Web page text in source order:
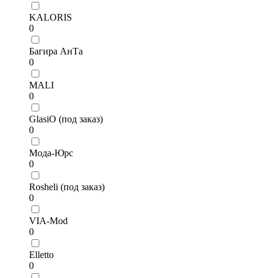
KALORIS
0
Багира АнТа
0
MALI
0
GlasiO (под заказ)
0
Мода-Юрс
0
Rosheli (под заказ)
0
VIA-Mod
0
Elletto
0